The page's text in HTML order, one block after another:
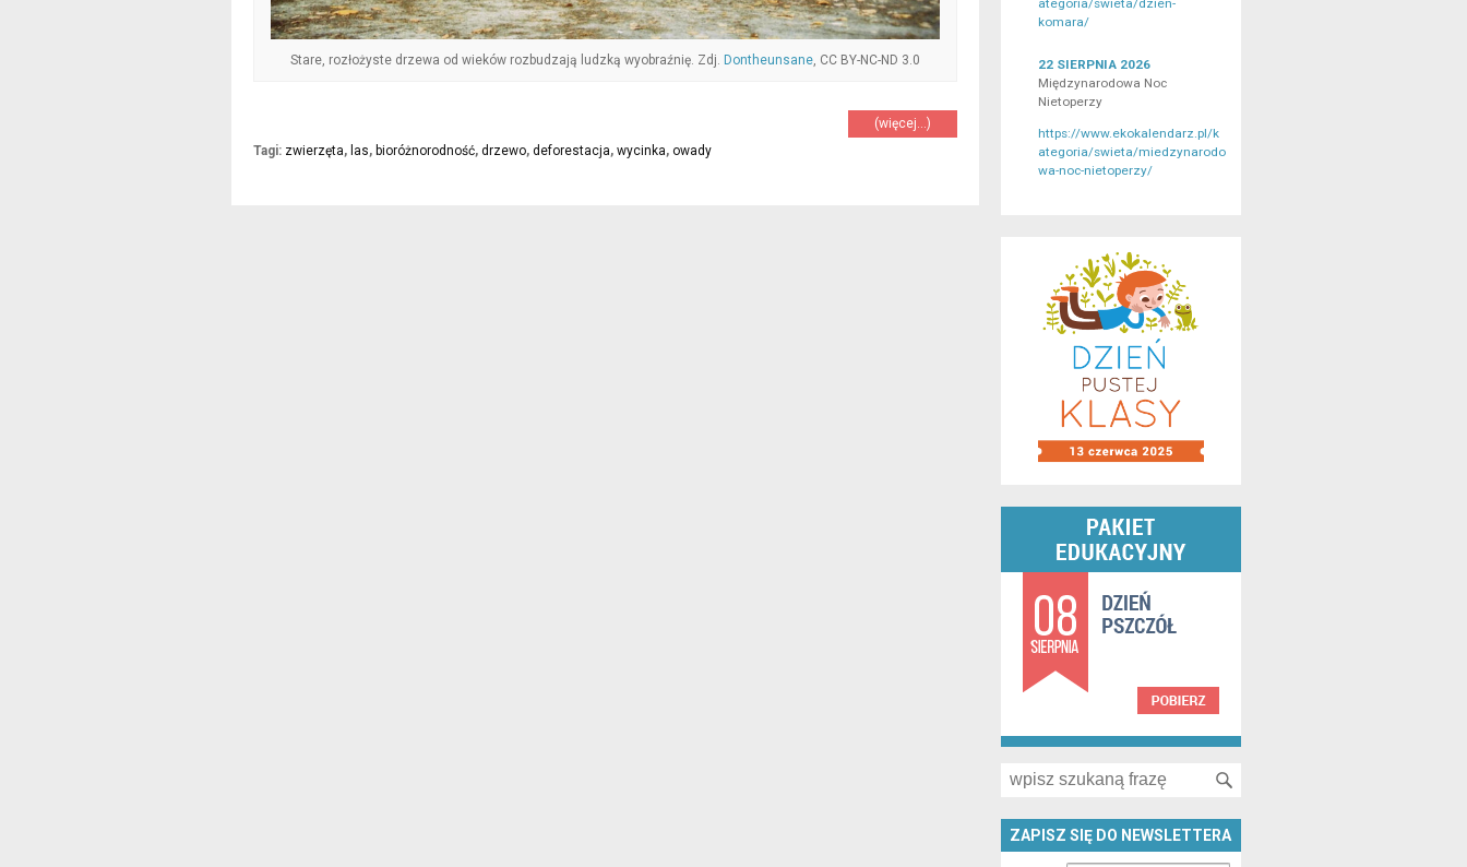
Stare, rozłożyste drzewa od wieków rozbudzają ludzką wyobraźnię. Zdj. Dontheunsane, CC BY-NC-ND 3.0
(więcej…)
Tagi: zwierzęta, las, bioróżnorodność, drzewo, deforestacja, wycinka, owady
ategoria/swieta/dzien-
komara/
22 SIERPNIA 2026
Międzynarodowa Noc
Nietoperzy
https://www.ekokalendarz.pl/k
ategoria/swieta/miedzynarodo
wa-noc-nietoperzy/
Search for:
ZAPISZ SIĘ DO NEWSLETTERA